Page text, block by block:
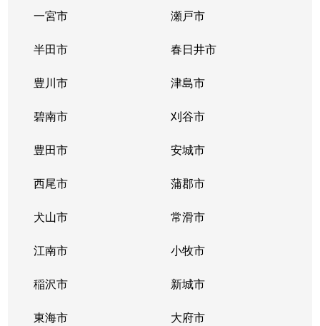
一宮市 瀬戸市
半田市 春日井市
豊川市 津島市
碧南市 刈谷市
豊田市 安城市
西尾市 蒲郡市
犬山市 常滑市
江南市 小牧市
稲沢市 新城市
東海市 大府市